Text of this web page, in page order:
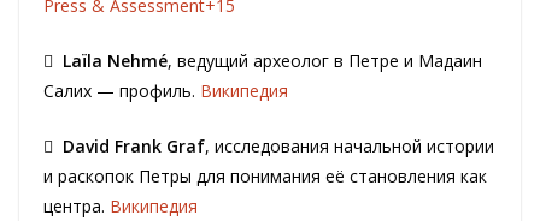
Press & Assessment+15
 Laïla Nehmé, ведущий археолог в Петре и Мадаин
Википедия
 David Frank Graf, исследования начальной истории
и раскопок Петры для понимания её становления как
центра. Википедия